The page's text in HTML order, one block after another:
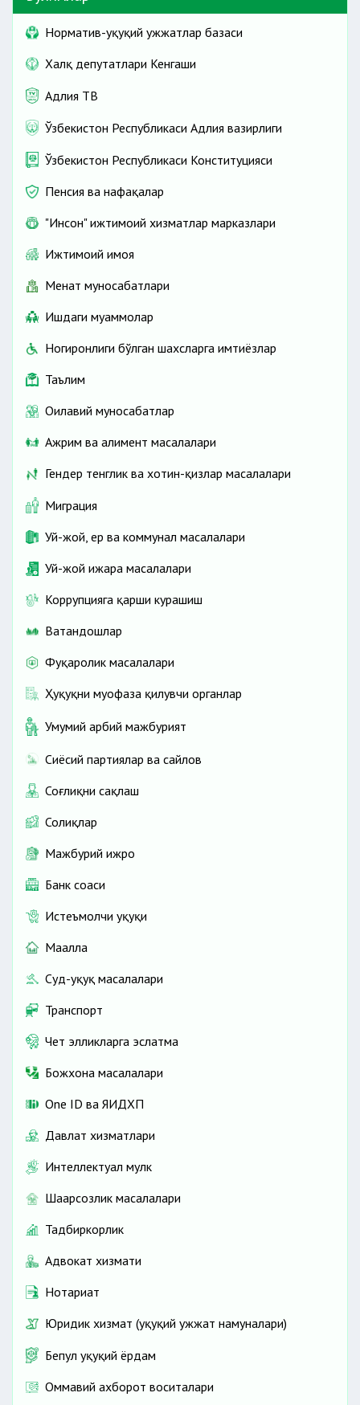
Норматив-ҳуқуқий ҳужжатлар базаси
Халқ депутатлари Кенгаши
Адлия ТВ
Ўзбекистон Республикаси Адлия вазирлиги
Ўзбекистон Республикаси Конституцияси
Пенсия ва нафақалар
"Инсон" ижтимоий хизматлар марказлари
Ижтимоий ҳимоя
Меҳнат муносабатлари
Ишдаги муаммолар
Ногиронлиги бўлган шахсларга имтиёзлар
Таълим
Оилавий муносабатлар
Ажрим ва алимент масалалари
Гендер тенглик ва хотин-қизлар масалалари
Миграция
Уй-жой, ер ва коммунал масалалари
Уй-жой ижара масалалари
Коррупцияга қарши курашиш
Ватандошлар
Фуқаролик масалалари
Ҳуқуқни муҳофаза қилувчи органлар
Умумий ҳарбий мажбурият
Сиёсий партиялар ва сайлов
Соғлиқни сақлаш
Солиқлар
Мажбурий ижро
Банк соҳаси
Истеъмолчи ҳуқуқи
Маҳалла
Суд-ҳуқуқ масалалари
Транспорт
Чет элликларга эслатма
Божхона масалалари
One ID ва ЯИДХП
Давлат хизматлари
Интеллектуал мулк
Шаҳарсозлик масалалари
Тадбиркорлик
Адвокат хизмати
Нотариат
Юридик хизмат (ҳуқуқий ҳужжат намуналари)
Бепул ҳуқуқий ёрдам
Оммавий ахборот воситалари